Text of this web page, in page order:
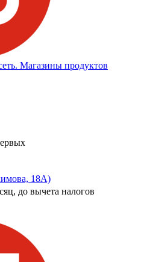
Магазины продуктов
18А)
до вычета налогов